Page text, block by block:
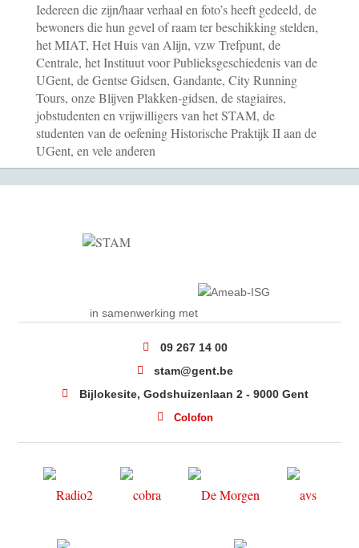
Iedereen die zijn/haar verhaal en foto’s heeft gedeeld, de
bewoners die hun gevel of raam ter beschikking stelden,
het MIAT, Het Huis van Alijn, vzw Trefpunt, de
Centrale, het Instituut voor Publieksgeschiedenis van de
UGent, de Gentse Gidsen, Gandante, City Running
Tours, onze Blijven Plakken-gidsen, de stagiaires,
jobstudenten en vrijwilligers van het STAM, de
studenten van de oefening Historische Praktijk II aan de
UGent, en vele anderen
in samenwerking met
09 267 14 00
stam@gent.be
Bijlokesite, Godshuizenlaan 2 - 9000 Gent
Colofon